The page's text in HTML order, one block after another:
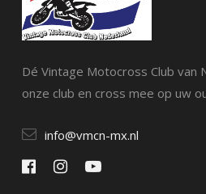
Dé Vintage Motocross Club van
onze club en cross mee op uw
info@vmcn-mx.nl